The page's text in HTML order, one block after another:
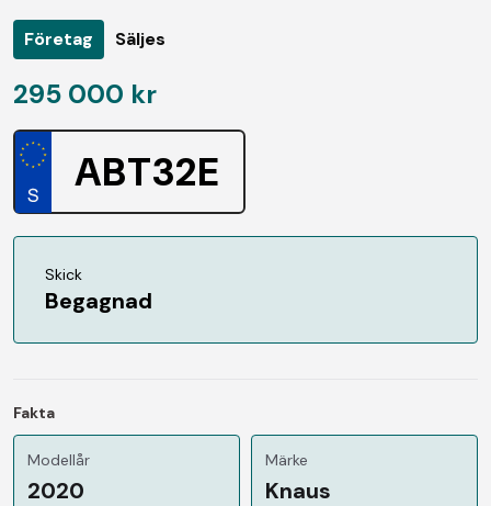
Företag Säljes
295 000 kr
ABT32E
Skick
Begagnad
Fakta
Modellår
2020
Märke
Knaus